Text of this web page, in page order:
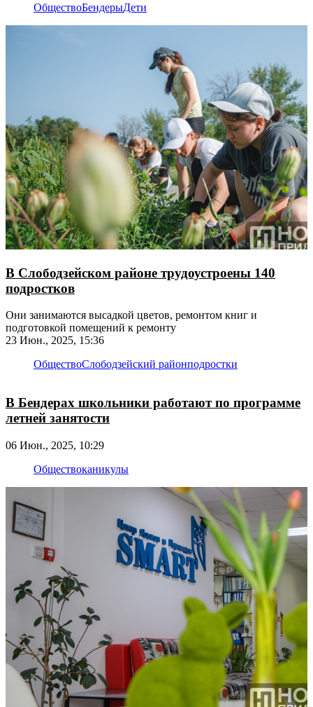
ОбществоБендерыДети
В Слободзейском районе трудоустроены 140
подростков
Они занимаются высадкой цветов, ремонтом книг и
подготовкой помещений к ремонту
23 Июн., 2025, 15:36
ОбществоСлободзейский районподростки
В Бендерах школьники работают по программе
летней занятости
06 Июн., 2025, 10:29
Обществоканикулы